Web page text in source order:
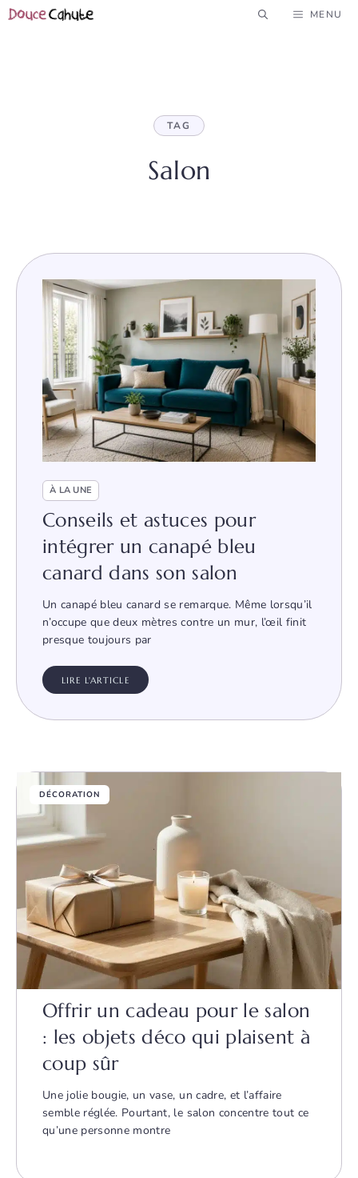
Aller
MENU
TAG
Salon
À LA UNE
Conseils et astuces pour
intégrer un canapé bleu
canard dans son salon
Un canapé bleu canard se remarque. Même lorsqu’il
n’occupe que deux mètres contre un mur, l’œil finit
presque toujours par
LIRE L'ARTICLE
DÉCORATION
Offrir un cadeau pour le salon
: les objets déco qui plaisent à
coup sûr
Une jolie bougie, un vase, un cadre, et l’affaire
semble réglée. Pourtant, le salon concentre tout ce
qu’une personne montre